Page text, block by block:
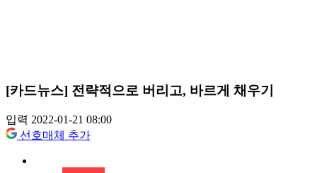
[카드뉴스] 전략적으로 버리고, 바르게 채우기
입력 2022-01-21 08:00
선호매체 추가